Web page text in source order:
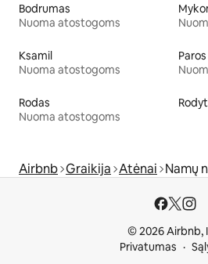
Bodrumas
Nuoma atostogoms
Ksamil
Nuoma atostogoms
Paros
Rodas
Nuoma atostogoms
Airbnb Graikija Atėnai Namų
© 2026 Airbnb,
Privatumas